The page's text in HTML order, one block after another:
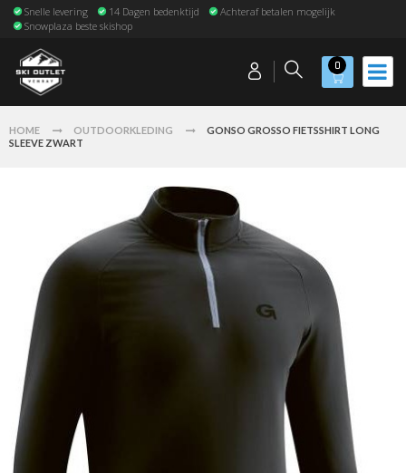
Snelle levering 14 Dagen bedenktijd
Achteraf betalen mogelijk
Snowplaza beste skishop
0
HOME OUTDOORKLEDING
GONSO GROSSO FIETSSHIRT LONG
SLEEVE ZWART